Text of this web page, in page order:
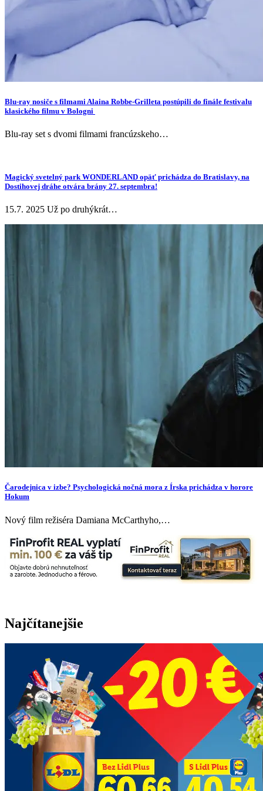
Blu-ray nosiče s filmami Alaina Robbe-Grilleta postúpili do finále festivalu
klasického filmu v Bologni
Blu-ray set s dvomi filmami francúzskeho…
Magický svetelný park WONDERLAND opäť prichádza do Bratislavy, na
Dostihovej dráhe otvára brány 27. septembra!
15.7. 2025 Už po druhýkrát…
Čarodejnica v izbe? Psychologická nočná mora z Írska prichádza v horore
Hokum
Nový film režiséra Damiana McCarthyho,…
Najčítanejšie